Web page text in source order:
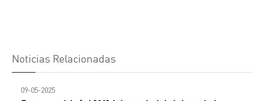
Noticias Relacionadas
09-05-2025